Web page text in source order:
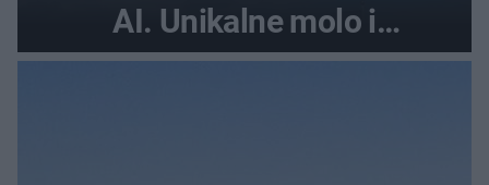
AI. Unikalne molo i
promenada